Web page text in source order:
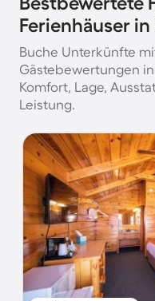
Ferienhäuser
Buche Unterkünfte
Gästebewertungen
Komfort, Lage,
Leistung.